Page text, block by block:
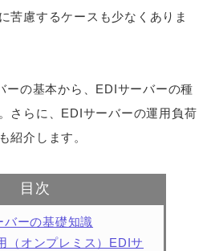
苦慮するケースも少なくありま
ーの基本から、EDIサーバーの種
さらに、EDIサーバーの運用負荷
紹介します。
目次
バーの基礎知識
（オンプレミス）EDIサ